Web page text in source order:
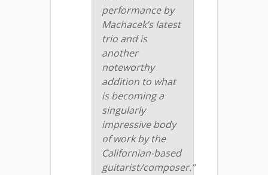
performance by
Machacek’s latest
trio and is
another
noteworthy
addition to what
is becoming a
singularly
impressive body
of work by the
Californian-based
guitarist/composer.”